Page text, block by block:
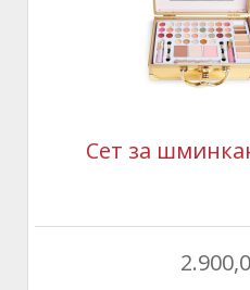
Сет за